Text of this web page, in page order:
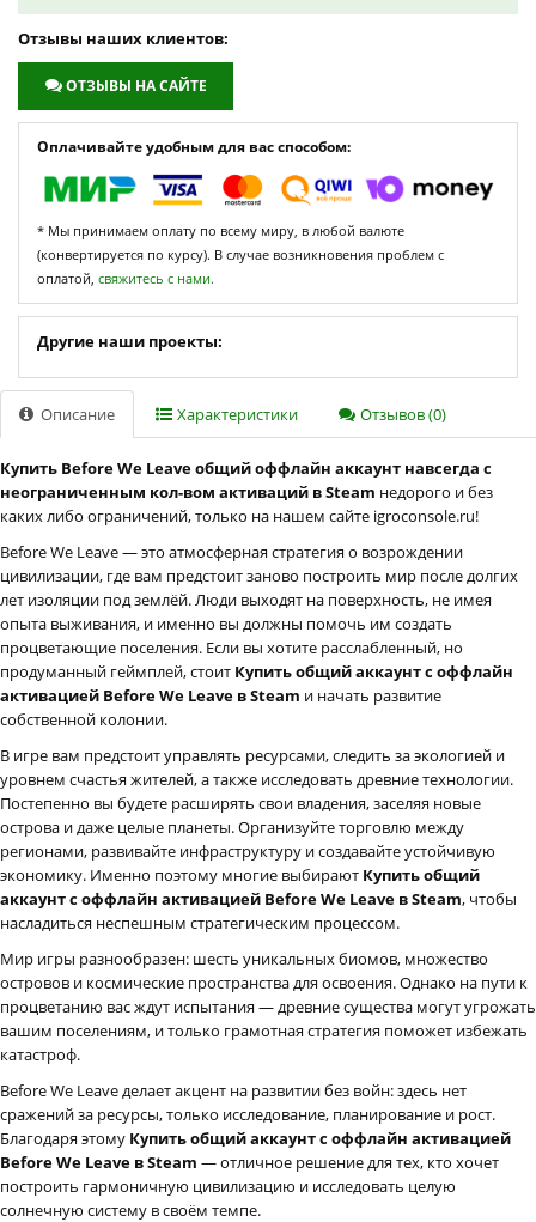
Отзывы наших клиентов:
ОТЗЫВЫ НА САЙТЕ
Оплачивайте удобным для вас способом:
* Мы принимаем оплату по всему миру, в любой валюте
(конвертируется по курсу). В случае возникновения проблем с
оплатой, свяжитесь с нами.
Другие наши проекты:
Описание Характеристики Отзывов (0)
Купить Before We Leave общий оффлайн аккаунт навсегда с
неограниченным кол-вом активаций в Steam недорого и без
каких либо ограничений, только на нашем сайте igroconsole.ru!
Before We Leave — это атмосферная стратегия о возрождении
цивилизации, где вам предстоит заново построить мир после долгих
лет изоляции под землёй. Люди выходят на поверхность, не имея
опыта выживания, и именно вы должны помочь им создать
процветающие поселения. Если вы хотите расслабленный, но
продуманный геймплей, стоит Купить общий аккаунт с оффлайн
активацией Before We Leave в Steam и начать развитие
собственной колонии.
В игре вам предстоит управлять ресурсами, следить за экологией и
уровнем счастья жителей, а также исследовать древние технологии.
Постепенно вы будете расширять свои владения, заселяя новые
острова и даже целые планеты. Организуйте торговлю между
регионами, развивайте инфраструктуру и создавайте устойчивую
экономику. Именно поэтому многие выбирают Купить общий
аккаунт с оффлайн активацией Before We Leave в Steam, чтобы
насладиться неспешным стратегическим процессом.
Мир игры разнообразен: шесть уникальных биомов, множество
островов и космические пространства для освоения. Однако на пути к
процветанию вас ждут испытания — древние существа могут угрожать
вашим поселениям, и только грамотная стратегия поможет избежать
катастроф.
Before We Leave делает акцент на развитии без войн: здесь нет
сражений за ресурсы, только исследование, планирование и рост.
Благодаря этому Купить общий аккаунт с оффлайн активацией
Before We Leave в Steam — отличное решение для тех, кто хочет
построить гармоничную цивилизацию и исследовать целую
солнечную систему в своём темпе.